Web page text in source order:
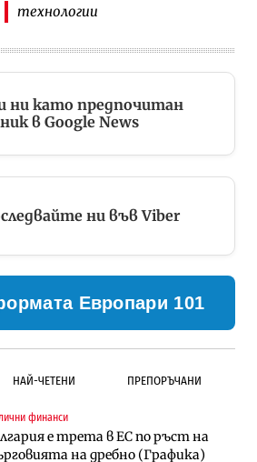
технологии
ни като предпочитан
в Google News
ни във Viber
Европари 101
НАЙ-ЧЕТЕНИ ПРЕПОРЪЧАНИ
финанси
е трета в ЕС по ръст на
на дребно (Графика)
община избра
за преместването на
на тунела под
ще върви паралелно с